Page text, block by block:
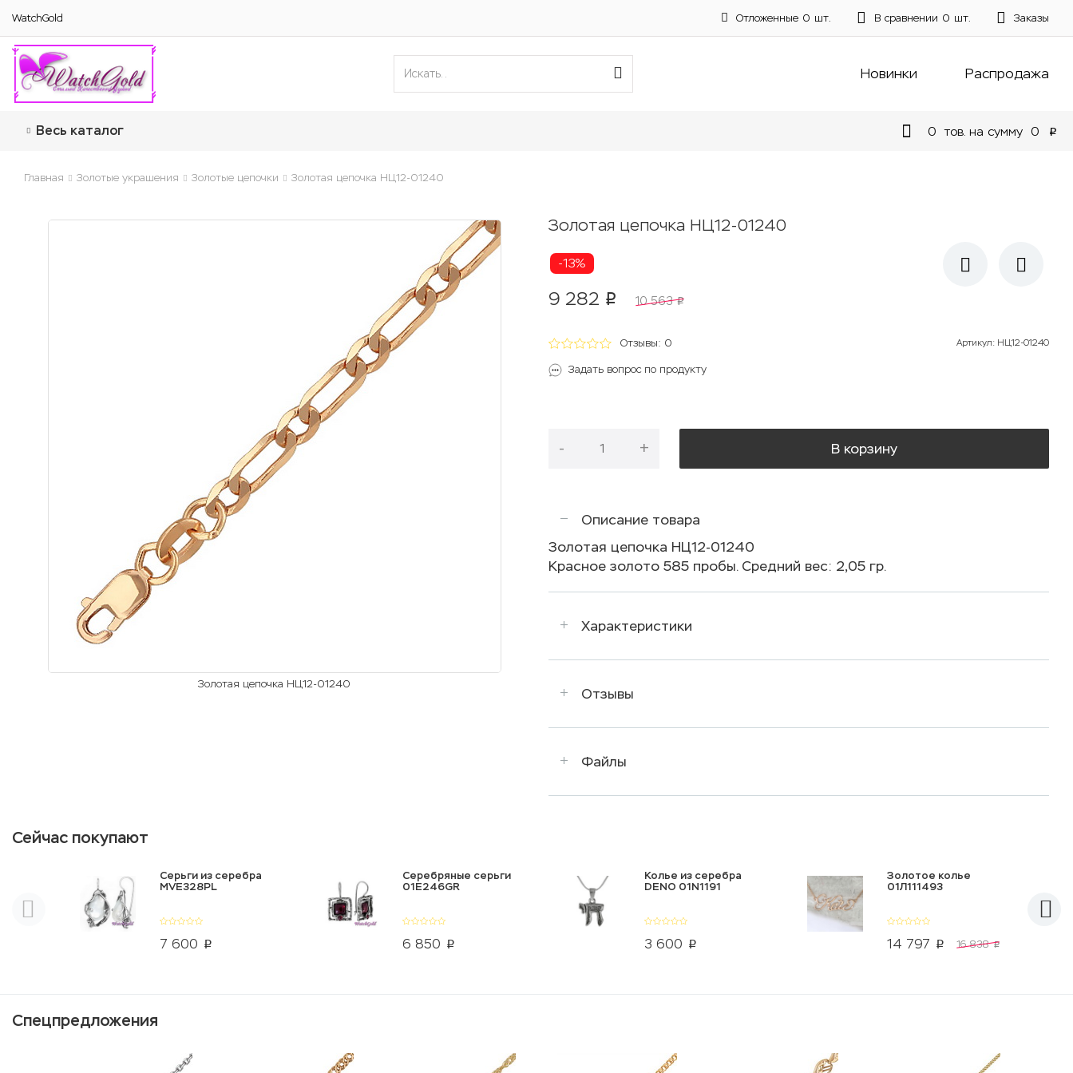
WatchGold Отложенные 0 шт. В сравнении 0 шт. Заказы
Новинки Распродажа
Весь каталог 0 тов. на сумму 0 p
Главная Золотые украшения Золотые цепочки Золотая цепочка НЦ12-01240
Золотая цепочка НЦ12-01240
Золотая цепочка НЦ12-01240
-13%
9 282 p 10 563 p
Отзывы: 0 Артикул: НЦ12-01240
Задать вопрос по продукту
- + В корзину
Описание товара
Золотая цепочка НЦ12-01240
Красное золото 585 пробы. Средний вес: 2,05 гр.
Характеристики
Отзывы
Файлы
Сейчас покупают
7 600 p
Серьги из серебра
MVE328PL
6 850 p
Серебряные серьги
01E246GR
3 600 p
Колье из серебра
DENO 01N1191
14 797 p 16 838 p
Золотое колье
01Л111493
Спецпредложения